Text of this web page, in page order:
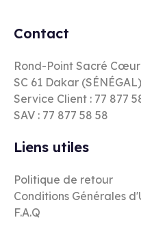
Contact
Rond-Point Sacré Cœur
SC 61 Dakar (SÉNÉGAL)
Service Client : 77 877
SAV : 77 877 58 58
Liens utiles
Politique de retour
Conditions Générales
F.A.Q